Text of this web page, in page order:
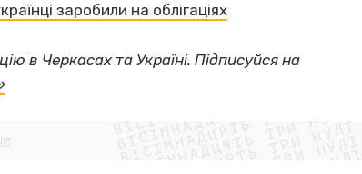
заробили на облігаціях
в Черкасах та Україні. Підписуйся на
ВІСІМНАДЦЯТЬ ТРИ НУЛІ
ВІСІМНАДЦЯТЬ ТРИ НУЛІ
ВІСІМНАДЦЯТЬ ТРИ НУЛІ
ВІСІМНАДЦЯТЬ ТРИ НУЛІ
ВІСІМНАДЦЯТЬ ТРИ НУЛІ